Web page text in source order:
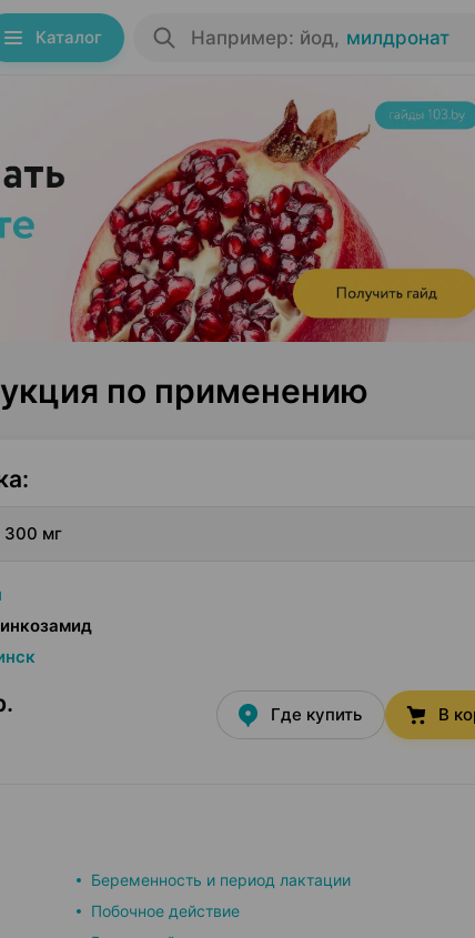
Каталог Например: йод, милдронат
по применению
:
300 мг
Где купить В
Беременность и период лактации
Побочное действие